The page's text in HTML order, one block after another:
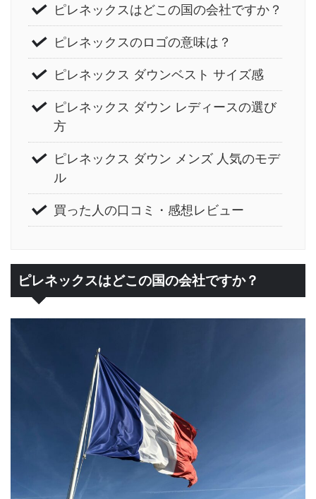
ピレネックスはどこの国の会社ですか？
ピレネックスのロゴの意味は？
ピレネックス ダウンベスト サイズ感
ピレネックス ダウン レディースの選び
方
ピレネックス ダウン メンズ 人気のモデ
ル
買った人の口コミ・感想レビュー
ピレネックスはどこの国の会社ですか？